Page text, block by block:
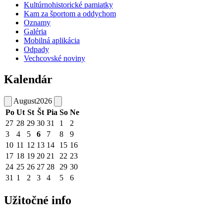
Kultúrnohistorické pamiatky
Kam za športom a oddychom
Oznamy
Galéria
Mobilná aplikácia
Odpady
Vechcovské noviny
Kalendár
August2026
Po Ut St Št Pia So Ne
27 28 29 30 31 1
2
3
4 5 6 7 8
9
10 11 12 13 14 15 16
17 18 19 20 21 22 23
24 25 26 27 28 29 30
31 1 2 3 4 5 6
Užitočné info